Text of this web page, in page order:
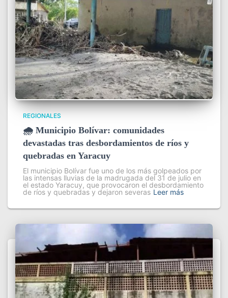
REGIONALES
🌧️ Municipio Bolívar: comunidades
devastadas tras desbordamientos de ríos y
quebradas en Yaracuy
El municipio Bolívar fue uno de los más golpeados por
las intensas lluvias de la madrugada del 31 de julio en
el estado Yaracuy, que provocaron el desbordamiento
de ríos y quebradas y dejaron severas Leer más